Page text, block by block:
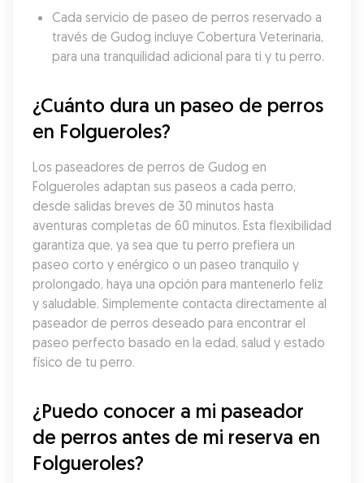
Cada servicio de paseo de perros reservado a
través de Gudog incluye Cobertura Veterinaria,
para una tranquilidad adicional para ti y tu perro.
¿Cuánto dura un paseo de perros
en Folgueroles?
Los paseadores de perros de Gudog en
Folgueroles adaptan sus paseos a cada perro,
desde salidas breves de 30 minutos hasta
aventuras completas de 60 minutos. Esta flexibilidad
garantiza que, ya sea que tu perro prefiera un
paseo corto y enérgico o un paseo tranquilo y
prolongado, haya una opción para mantenerlo feliz
y saludable. Simplemente contacta directamente al
paseador de perros deseado para encontrar el
paseo perfecto basado en la edad, salud y estado
físico de tu perro.
¿Puedo conocer a mi paseador
de perros antes de mi reserva en
Folgueroles?